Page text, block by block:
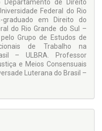
Departamento de Direito
Federal do Rio
graduado em Direito do
do Rio Grande do Sul –
Grupo de Estudos de
de Trabalho na
– ULBRA. Professor
e Meios Consensuais
Luterana do Brasil –